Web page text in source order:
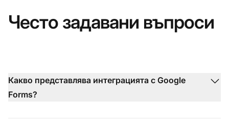
Често задавани въпроси
Какво представлява интеграцията с Google
Forms?